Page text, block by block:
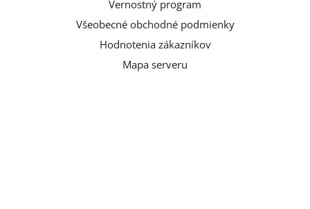
Vernostný program
Všeobecné obchodné podmienky
Hodnotenia zákazníkov
Mapa serveru